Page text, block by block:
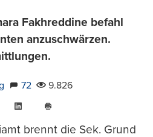
Fakhreddine befahl
anzuschwärzen.
72
9.826
LinkedIn
drucken
brennt die Sek. Grund